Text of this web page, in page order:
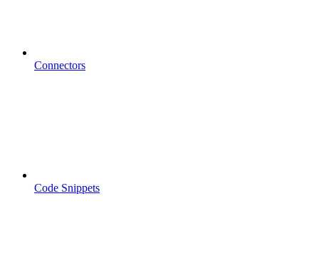
Connectors
Code Snippets